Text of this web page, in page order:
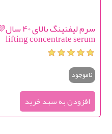
lifting concentrate serum
ناموجود